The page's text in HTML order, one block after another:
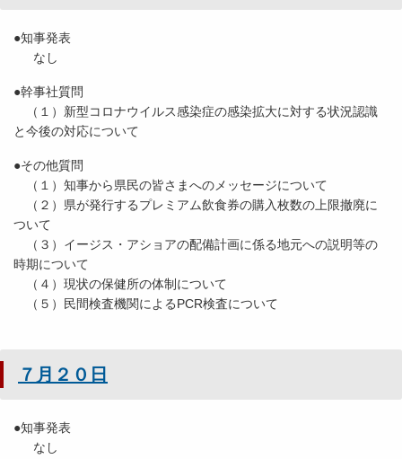
●知事発表
なし
●幹事社質問
（１）新型コロナウイルス感染症の感染拡大に対する状況認識
と今後の対応について
●その他質問
（１）知事から県民の皆さまへのメッセージについて
（２）県が発行するプレミアム飲食券の購入枚数の上限撤廃に
ついて
（３）イージス・アショアの配備計画に係る地元への説明等の
時期について
（４）現状の保健所の体制について
（５）民間検査機関によるPCR検査について
７月２０日
●知事発表
なし